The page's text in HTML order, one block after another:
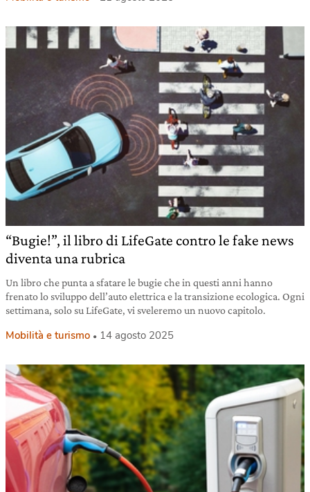
“Bugie!”, il libro di LifeGate contro le fake news
diventa una rubrica
Un libro che punta a sfatare le bugie che in questi anni hanno
frenato lo sviluppo dell’auto elettrica e la transizione ecologica. Ogni
settimana, solo su LifeGate, vi sveleremo un nuovo capitolo.
Mobilità e turismo 14 agosto 2025